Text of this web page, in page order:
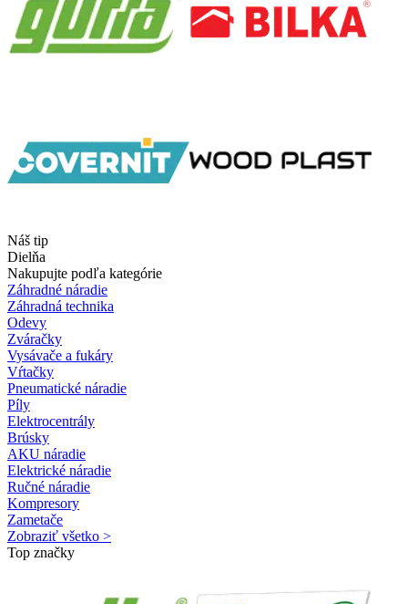
Náš tip
Dielňa
Nakupujte podľa kategórie
Záhradné náradie
Záhradná technika
Odevy
Zváračky
Vysávače a fukáry
Vŕtačky
Pneumatické náradie
Píly
Elektrocentrály
Brúsky
AKU náradie
Elektrické náradie
Ručné náradie
Kompresory
Zametače
Zobraziť všetko >
Top značky